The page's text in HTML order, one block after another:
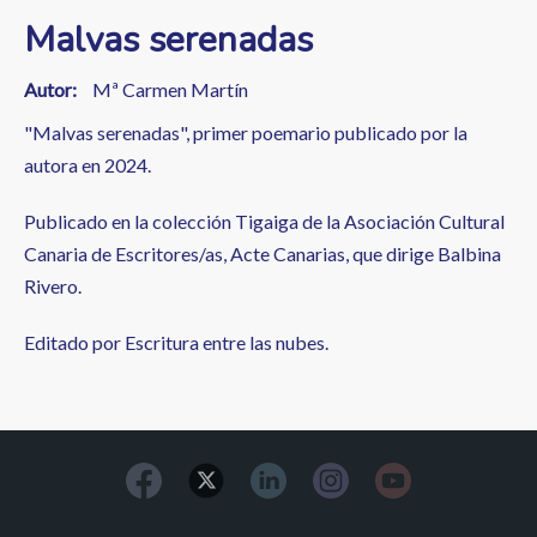
Malvas serenadas
Autor
Mª Carmen Martín
"Malvas serenadas", primer poemario publicado por la
autora en 2024.
Publicado en la colección Tigaiga de la Asociación Cultural
Canaria de Escritores/as, Acte Canarias, que dirige Balbina
Rivero.
Editado por Escritura entre las nubes.